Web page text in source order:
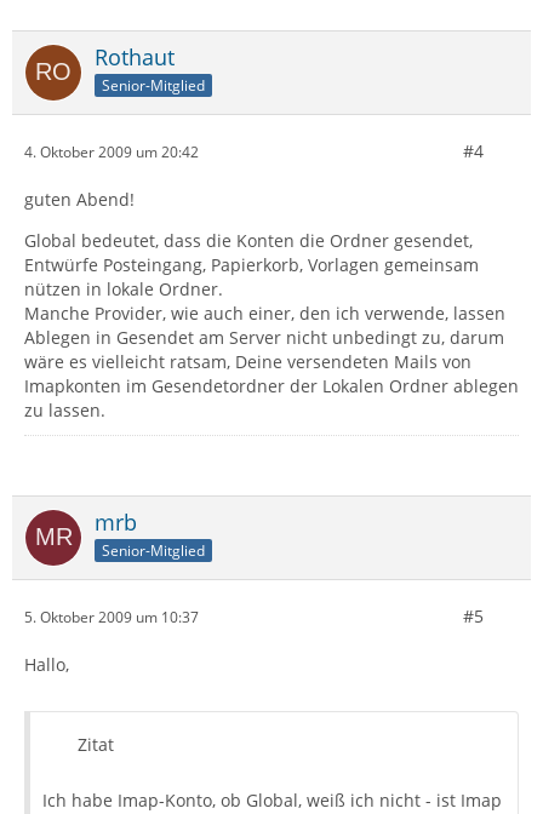
Rothaut
Senior-Mitglied
4. Oktober 2009 um 20:42 #4
guten Abend!
Global bedeutet, dass die Konten die Ordner gesendet,
Entwürfe Posteingang, Papierkorb, Vorlagen gemeinsam
nützen in lokale Ordner.
Manche Provider, wie auch einer, den ich verwende, lassen
Ablegen in Gesendet am Server nicht unbedingt zu, darum
wäre es vielleicht ratsam, Deine versendeten Mails von
Imapkonten im Gesendetordner der Lokalen Ordner ablegen
zu lassen.
mrb
Senior-Mitglied
5. Oktober 2009 um 10:37 #5
Hallo,
Zitat
Ich habe Imap-Konto, ob Global, weiß ich nicht - ist Imap